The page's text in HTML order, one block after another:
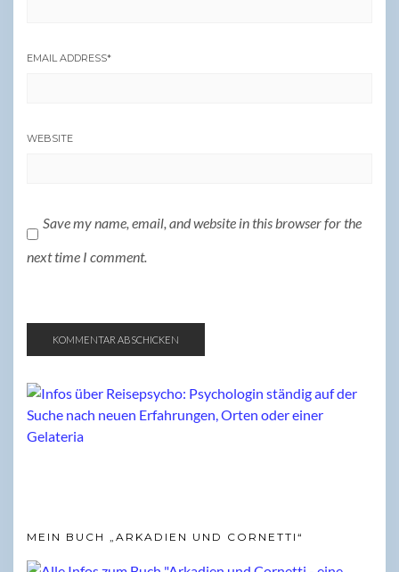
EMAIL ADDRESS*
WEBSITE
Save my name, email, and website in this browser for the
next time I comment.
MEIN BUCH „ARKADIEN UND CORNETTI“